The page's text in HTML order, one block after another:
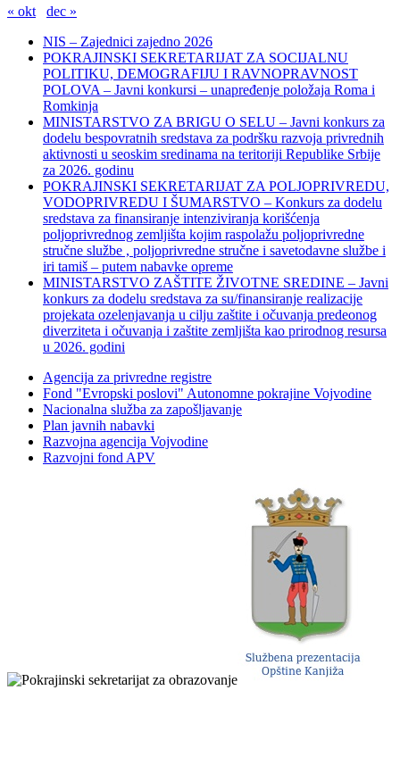
« okt
dec »
NIS – Zajednici zajedno 2026
POKRAJINSKI SEKRETARIJAT ZA SOCIJALNU
POLITIKU, DEMOGRAFIJU I RAVNOPRAVNOST
POLOVA – Javni konkursi – unapređenje položaja Roma i
Romkinja
MINISTARSTVO ZA BRIGU O SELU – Javni konkurs za
dodelu bespovratnih sredstava za podršku razvoja privrednih
aktivnosti u seoskim sredinama na teritoriji Republike Srbije
za 2026. godinu
POKRAJINSKI SEKRETARIJAT ZA POLJOPRIVREDU,
VODOPRIVREDU I ŠUMARSTVO – Konkurs za dodelu
sredstava za finansiranje intenziviranja korišćenja
poljoprivrednog zemljišta kojim raspolažu poljoprivredne
stručne službe , poljoprivredne stručne i savetodavne službe i
iri tamiš ‒ putem nabavke opreme
MINISTARSTVO ZAŠTITE ŽIVOTNE SREDINE – Javni
konkurs za dodelu sredstava za su/finansiranje realizacije
projekata ozelenjavanja u cilju zaštite i očuvanja predeonog
diverziteta i očuvanja i zaštite zemljišta kao prirodnog resursa
u 2026. godini
Agencija za privredne registre
Fond "Evropski poslovi" Autonomne pokrajine Vojvodine
Nacionalna služba za zapošljavanje
Plan javnih nabavki
Razvojna agencija Vojvodine
Razvojni fond APV